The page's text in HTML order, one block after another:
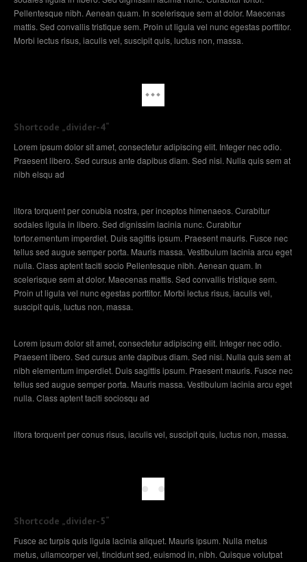
Pellentesque nibh. Aenean quam. In scelerisque sem at dolor. Maecenas
mattis. Sed convallis tristique sem. Proin ut ligula vel nunc egestas porttitor.
Morbi lectus risus, iaculis vel, suscipit quis, luctus non, massa.
Shortcode „divider-4“
Lorem ipsum dolor sit amet, consectetur adipiscing elit. Integer nec odio.
Praesent libero. Sed cursus ante dapibus diam. Sed nisi. Nulla quis sem at
nibh elsqu ad
litora torquent per conubia nostra, per inceptos himenaeos. Curabitur
sodales ligula in libero. Sed dignissim lacinia nunc. Curabitur
tortor.ementum imperdiet. Duis sagittis ipsum. Praesent mauris. Fusce nec
tellus sed augue semper porta. Mauris massa. Vestibulum lacinia arcu eget
nulla. Class aptent taciti socio Pellentesque nibh. Aenean quam. In
scelerisque sem at dolor. Maecenas mattis. Sed convallis tristique sem.
Proin ut ligula vel nunc egestas porttitor. Morbi lectus risus, iaculis vel,
suscipit quis, luctus non, massa.
Lorem ipsum dolor sit amet, consectetur adipiscing elit. Integer nec odio.
Praesent libero. Sed cursus ante dapibus diam. Sed nisi. Nulla quis sem at
nibh elementum imperdiet. Duis sagittis ipsum. Praesent mauris. Fusce nec
tellus sed augue semper porta. Mauris massa. Vestibulum lacinia arcu eget
nulla. Class aptent taciti sociosqu ad
litora torquent per conus risus, iaculis vel, suscipit quis, luctus non, massa.
Shortcode „divider-5“
Fusce ac turpis quis ligula lacinia aliquet. Mauris ipsum. Nulla metus
metus, ullamcorper vel, tincidunt sed, euismod in, nibh. Quisque volutpat